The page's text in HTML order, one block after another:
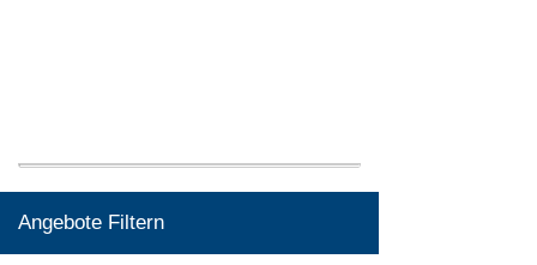
Angebote Filtern